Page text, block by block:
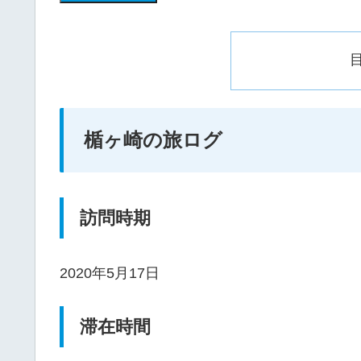
楯ヶ崎の旅ログ
訪問時期
2020年5月17日
滞在時間